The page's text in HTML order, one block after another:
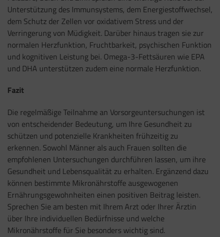
Unterstützung des Immunsystems, dem Energiestoffwechsel,
dem Schutz der Zellen vor oxidativem Stress und der
Verringerung von Müdigkeit. Darüber hinaus tragen sie zur
normalen Herzfunktion, Fruchtbarkeit, psychischen Funktion
und kognitiven Leistung bei. Omega-3-Fettsäuren wie EPA
und DHA unterstützen zudem eine normale Herzfunktion.
Fazit
Die regelmäßige Teilnahme an Vorsorgeuntersuchungen ist
von entscheidender Bedeutung, um Ihre Gesundheit zu
schützen und potenzielle Krankheiten frühzeitig zu
erkennen. Sowohl Männer als auch Frauen sollten die
empfohlenen Untersuchungen durchführen lassen, um ihre
Gesundheit und Lebensqualität zu erhalten. Ergänzend dazu
können bestimmte Mikronährstoffe ausgewogenen
Ernährungsgewohnheiten einen positiven Beitrag leisten.
Sprechen Sie am besten mit Ihrem Arzt oder Ihrer Ärztin
über Ihre individuellen Bedürfnisse und welche
Mikronährstoffe für Sie besonders wichtig sind.